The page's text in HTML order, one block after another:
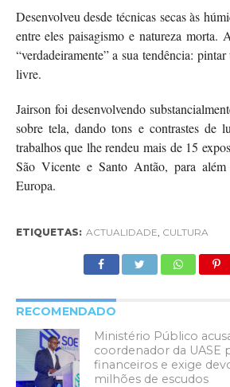
Desenvolveu desde técnicas secas às
entre eles paisagismo e natureza morta.
“verdadeiramente” a sua tendência:
livre.
Jairson foi desenvolvendo
sobre tela, dando tons e contrastes de
trabalhos que lhe rendeu mais de 15
São Vicente e Santo Antão, para
Europa.
ETIQUETAS: ACTUALIDADE, CULTURA
RECOMENDADO
Ministério Público
coordenador da UASE
financeiros e exige
milhões de escudos